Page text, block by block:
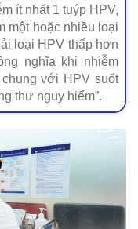
ít nhất 1 tuýp HPV,
một hoặc nhiều loại
loại HPV thấp hơn
nghĩa khi nhiễm
với HPV suốt
thư nguy hiểm”.